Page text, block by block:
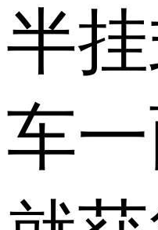
半
车